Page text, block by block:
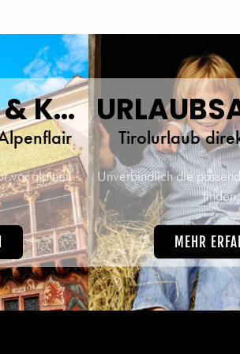
INNSBRUCK & KULTUR
vor alpiner
Tirolurlaub
Unverbindlich die
finden.
MEHR